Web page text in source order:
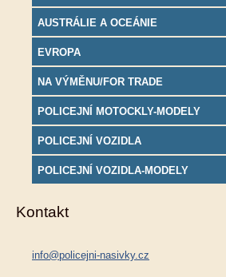
AUSTRÁLIE A OCEÁNIE
EVROPA
NA VÝMĚNU/FOR TRADE
POLICEJNÍ MOTOCKLY-MODELY
POLICEJNÍ VOZIDLA
POLICEJNÍ VOZIDLA-MODELY
Kontakt
info@policejni-nasivky.cz